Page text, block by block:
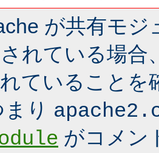
が共有モジ
れている場合
ていることを
り
がコメン